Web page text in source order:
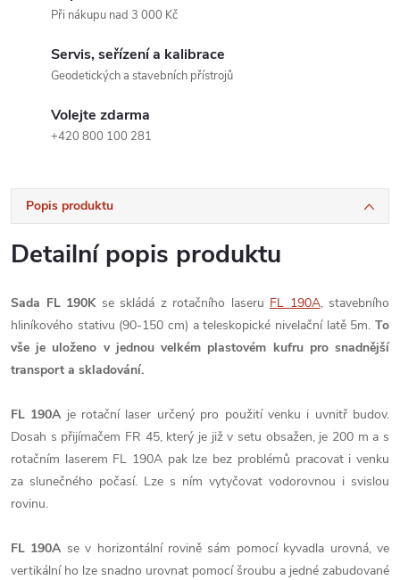
Při nákupu nad 3 000 Kč
Servis, seřízení a kalibrace
Geodetických a stavebních přístrojů
Volejte zdarma
+420 800 100 281
Popis produktu
Detailní popis produktu
Sada FL 190Kse skládá z rotačního laseru FL 190A, stavebního
hliníkového stativu (90-150 cm) a teleskopické nivelační latě 5m. To
vše je uloženo v jednou velkém plastovém kufru pro snadnější
transport a skladování.
FL 190Aje rotační laser určený pro použití venku i uvnitř budov.
Dosah s přijímačem FR 45, který je již v setu obsažen, je 200 m a s
rotačním laserem FL 190A pak lze bez problémů pracovat i venku
za slunečného počasí. Lze s ním vytyčovat vodorovnou i svislou
rovinu.
FL 190Ase v horizontální rovině sám pomocí kyvadla urovná, ve
vertikální ho lze snadno urovnat pomocí šroubu a jedné zabudované